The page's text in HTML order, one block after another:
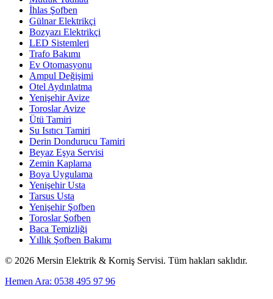
İhlas Şofben
Gülnar Elektrikçi
Bozyazı Elektrikçi
LED Sistemleri
Trafo Bakımı
Ev Otomasyonu
Ampul Değişimi
Otel Aydınlatma
Yenişehir Avize
Toroslar Avize
Ütü Tamiri
Su Isıtıcı Tamiri
Derin Dondurucu Tamiri
Beyaz Eşya Servisi
Zemin Kaplama
Boya Uygulama
Yenişehir Usta
Tarsus Usta
Yenişehir Şofben
Toroslar Şofben
Baca Temizliği
Yıllık Şofben Bakımı
© 2026 Mersin Elektrik & Korniş Servisi. Tüm hakları saklıdır.
Hemen Ara: 0538 495 97 96